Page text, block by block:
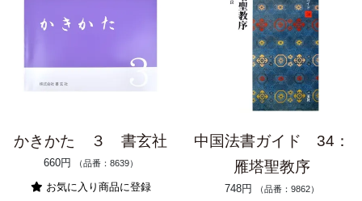
かきかた ３ 書玄社
660円 （品番：8639）
お気に入り商品に登録
中国法書ガイド 34：
雁塔聖教序
748円 （品番：9862）